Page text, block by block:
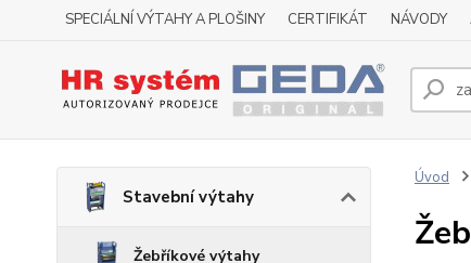
SPECIÁLNÍ VÝTAHY A PLOŠINY CERTIFIKÁT NÁVODY
Stavební výtahy
Žebříkové výtahy
Úvod